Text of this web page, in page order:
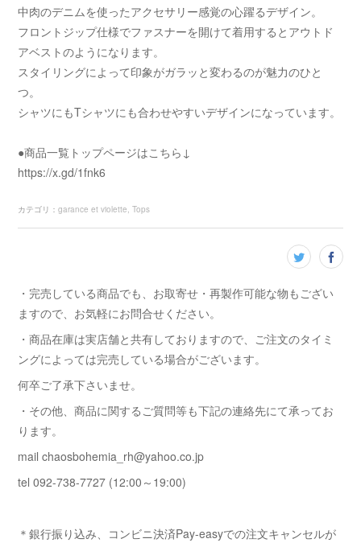
中肉のデニムを使ったアクセサリー感覚の心躍るデザイン。
フロントジップ仕様でファスナーを開けて着用するとアウトド
アベストのようになります。
スタイリングによって印象がガラッと変わるのが魅力のひと
つ。
シャツにもTシャツにも合わせやすいデザインになっています。
●商品一覧トップページはこちら↓
https://x.gd/1fnk6
カテゴリ ：garance et violette Tops
・完売している商品でも、お取寄せ・再製作可能な物もござい
ますので、お気軽にお問合せください。
・商品在庫は実店舗と共有しておりますので、ご注文のタイミ
ングによっては完売している場合がございます。
何卒ご了承下さいませ。
・その他、商品に関するご質問等も下記の連絡先にて承ってお
ります。
mail chaosbohemia_rh@yahoo.co.jp
tel 092-738-7727 (12:00～19:00)
＊銀行振り込み、コンビニ決済Pay-easyでの注文キャンセルが